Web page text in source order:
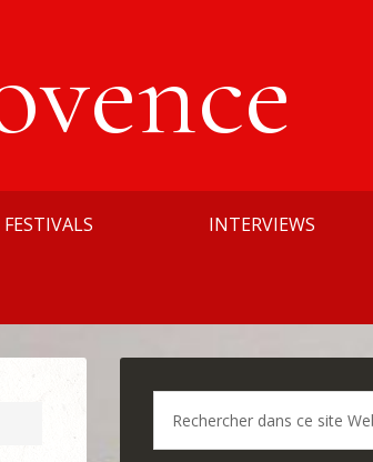
FESTIVALS INTERVIEWS